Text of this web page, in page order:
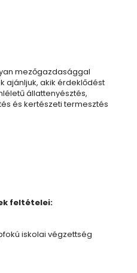
mezőgazdasággal
ajánljuk, akik érdeklődést
állattenyésztés,
és kertészeti termesztés
feltételei:
iskolai végzettség